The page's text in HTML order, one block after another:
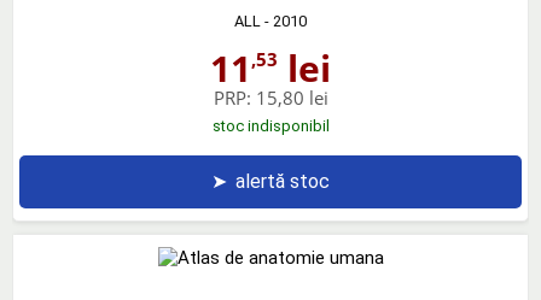
ALL - 2010
11 ,53 lei
PRP: 15,80 lei
stoc indisponibil
➤ alertă stoc